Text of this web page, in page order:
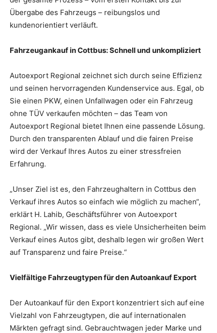
Übergabe des Fahrzeugs – reibungslos und
kundenorientiert verläuft.
Fahrzeugankauf in Cottbus: Schnell und unkompliziert
Autoexport Regional zeichnet sich durch seine Effizienz
und seinen hervorragenden Kundenservice aus. Egal, ob
Sie einen PKW, einen Unfallwagen oder ein Fahrzeug
ohne TÜV verkaufen möchten – das Team von
Autoexport Regional bietet Ihnen eine passende Lösung.
Durch den transparenten Ablauf und die fairen Preise
wird der Verkauf Ihres Autos zu einer stressfreien
Erfahrung.
„Unser Ziel ist es, den Fahrzeughaltern in Cottbus den
Verkauf ihres Autos so einfach wie möglich zu machen“,
erklärt H. Lahib, Geschäftsführer von Autoexport
Regional. „Wir wissen, dass es viele Unsicherheiten beim
Verkauf eines Autos gibt, deshalb legen wir großen Wert
auf Transparenz und faire Preise.“
Vielfältige Fahrzeugtypen für den Autoankauf Export
Der Autoankauf für den Export konzentriert sich auf eine
Vielzahl von Fahrzeugtypen, die auf internationalen
Märkten gefragt sind. Gebrauchtwagen jeder Marke und